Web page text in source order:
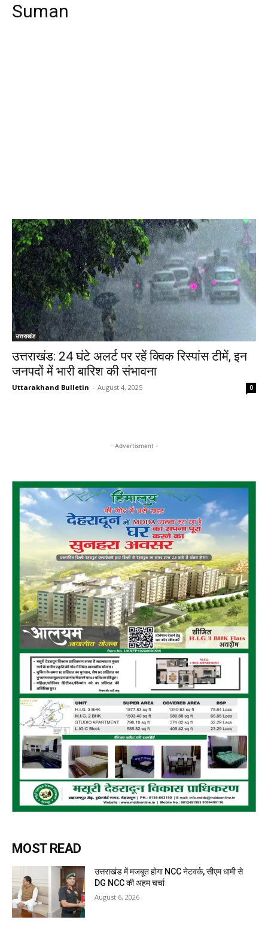
Suman
उत्तराखंड
उत्तराखंड: 24 घंटे अलर्ट पर रहें क्विक रिस्पांस टीमें, इन
जनपदों में भारी बारिश की संभावना
Uttarakhand Bulletin - August 4, 2025 0
- Advertisment -
MOST READ
उत्तराखंड में मजबूत होगा NCC नेटवर्क, सीएम धामी से
DG NCC की अहम चर्चा
August 6, 2026